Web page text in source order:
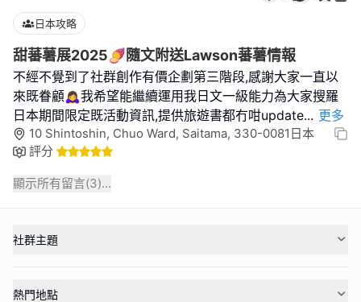
日本攻略
甜蕃薯展2025🍠隨文附送Lawson蕃薯情報
不經不覺到了社群創作有價企劃第三階段,感謝大家一直以
來既眷顧🙇‍♀️我希望能繼續運用我日文一級能力為大家搜羅
日本期間限定既活動資訊,提供旅遊書都冇咁update... 更多
10 Shintoshin, Chuo Ward, Saitama, 330-0081日本
評分
顯示所有留言(3)...
社群主題
熱門地點